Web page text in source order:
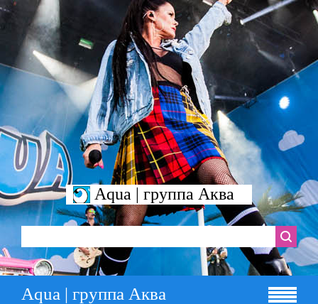
Aqua | группа Аква
Aqua | группа Аква